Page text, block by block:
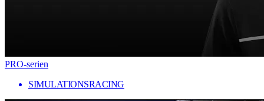
PRO-serien
SIMULATIONSRACING